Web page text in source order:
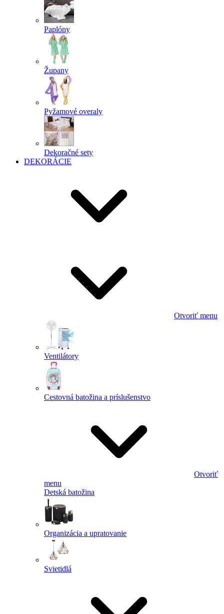
Paplóny
Župany
Pyžamové overaly
Dekoračné sety
DEKORÁCIE
Otvoriť menu
Ventilátory
Cestovná batožina a príslušenstvo
Otvoriť
menu
Detská batožina
Organizácia a upratovanie
Svietidlá